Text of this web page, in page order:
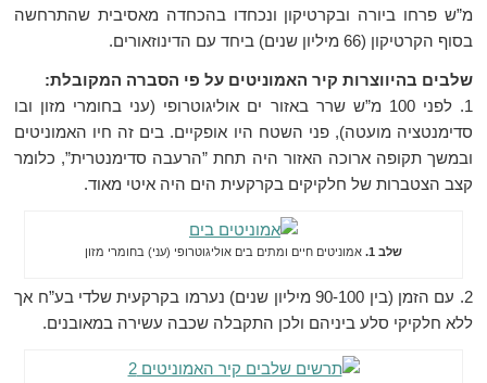
מ”ש פרחו ביורה ובקרטיקון ונכחדו בהכחדה מאסיבית שהתרחשה
בסוף הקרטיקון (66 מיליון שנים) ביחד עם הדינוזאורים.
שלבים בהיווצרות קיר האמוניטים על פי הסברה המקובלת:
1. לפני 100 מ”ש שרר באזור ים אוליגוטרופי (עני בחומרי מזון ובו
סדימנטציה מועטה), פני השטח היו אופקיים. בים זה חיו האמוניטים
ובמשך תקופה ארוכה האזור היה תחת ”הרעבה סדימנטרית”, כלומר
קצב הצטברות של חלקיקים בקרקעית הים היה איטי מאוד.
שלב 1. אמוניטים חיים ומתים בים אוליגוטרופי (עני) בחומרי מזון
2. עם הזמן (בין 90-100 מיליון שנים) נערמו בקרקעית שלדי בע”ח אך
ללא חלקיקי סלע ביניהם ולכן התקבלה שכבה עשירה במאובנים.